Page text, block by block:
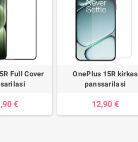
Full Cover
€
OnePlus 15R kirkas
panssarilasi
12,90 €